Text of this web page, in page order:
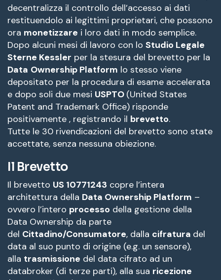
decentralizza il controllo dell’accesso ai dati
restituendolo ai legittimi proprietari, che possono
ora monetizzare i loro dati in modo semplice.
Dopo alcuni mesi di lavoro con lo Studio Legale
Sterne Kessler per la stesura del brevetto per la
Data Ownership Platform lo stesso viene
depositato per la procedura di esame accelerata
e dopo soli due mesi USPTO (United States
Patent and Trademark Office) risponde
positivamente , registrando il brevetto.
Tutte le 30 rivendicazioni del brevetto sono state
accettate, senza nessuna obiezione.
Il Brevetto
Il brevetto US 10771243 copre l’intera
architettura della Data Ownership Platform –
ovvero l’intero processo della gestione della
Data Ownership da parte
del Cittadino/Consumatore, dalla cifratura del
data al suo punto di origine (e.g. un sensore),
alla trasmissione del data cifrato ad un
databroker (di terze parti), alla sua ricezione